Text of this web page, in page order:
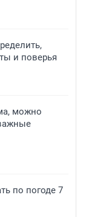
и поверья
можно
по погоде 7